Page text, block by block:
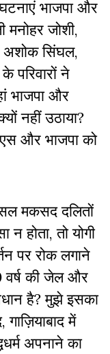
भाजपा और
जोशी,
अशोक सिंघल,
परिवारों ने
भाजपा और
नहीं उठाया?
और भाजपा को
मकसद दलितों
होता, तो योगी
पर रोक लगाने
वर्ष की जेल और
है? मुझे इसका
में
अपनाने का